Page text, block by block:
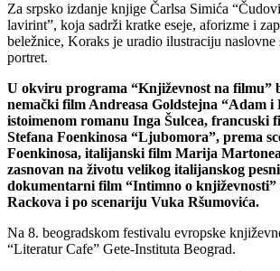
Za srpsko izdanje knjige Čarlsa Simića
lavirint”, koja sadrži kratke eseje, aforizme i
beležnice, Koraks je uradio ilustraciju naslovne
portret.
U okviru programa “Književnost na filmu”
nemački film Andreasa Goldstejna “Adam i
istoimenom romanu Inga Šulcea, francuski
Stefana Foenkinosa “Ljubomora”, prema
Foenkinosa, italijanski film Marija
zasnovan na životu velikog italijanskog
dokumentarni film “Intimno o
Rackova i po scenariju Vuka Ršumovića.
Na 8. beogradskom festivalu evropske
“Literatur Cafe” Gete-Instituta Beograd.